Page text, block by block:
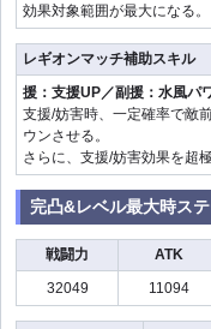
効果対象範囲が最大になる。
レギオンマッチ補助スキル
援：支援UP／副援：水風パ
支援/妨害時、一定確率で敵
ウンさせる。
さらに、支援/妨害効果を超
完凸&レベル最大時ス
戦闘力 ATK
32049
11094